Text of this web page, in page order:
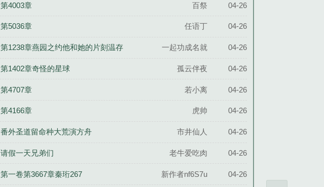
第4003章 百祭 04-26
第5036章 任语丁 04-26
第1238章燕园之约他和她的片刻温存 一起功成名就 04-26
第1402章奇怪的星球 孤云伴夜 04-26
第4707章 若小离 04-26
第4166章 虎帅 04-26
番外圣道留命种大荒演方舟 市井仙人 04-26
请假一天兄弟们 老牛爱吃肉 04-26
第一卷第3667章秦珩267 新作者nf6S7u 04-26